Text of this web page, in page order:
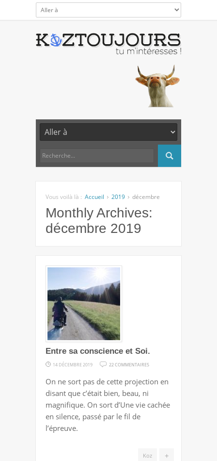
Vous voilà là : Accueil 2019 décembre
Monthly Archives:
décembre 2019
Entre sa conscience et Soi.
14 DÉCEMBRE 2019 22 COMMENTAIRES
SA
ET
On ne sort pas de cette projection en
disant que c’était bien, beau, ni
magnifique. On sort d’Une vie cachée
en silence, passé par le fil de
l’épreuve.
+
Koz